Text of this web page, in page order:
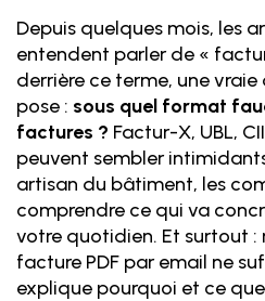
Depuis quelques mois, les
entendent parler de «
derrière ce terme, une
pose : sous quel format
factures ? Factur-X, UBL,
peuvent sembler
artisan du bâtiment, les
comprendre ce qui va
votre quotidien. Et surtout :
facture PDF par email ne
explique pourquoi et ce